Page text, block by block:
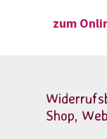
zum
Shop,